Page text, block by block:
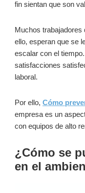
fin sientan que son
Muchos
ello, esperan que se
escalar con el
satisfacciones
laboral.
Por ello, Cómo
empresa es un
con equipos de alto
¿Cómo se
en el